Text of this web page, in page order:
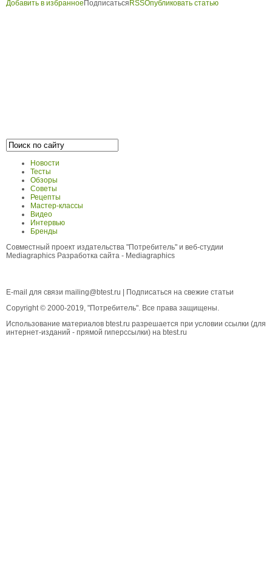
Добавить в избранное Подписаться RSSОпубликовать статью
Новости
Тесты
Обзоры
Советы
Рецепты
Мастер-классы
Видео
Интервью
Бренды
Совместный проект издательства "Потребитель" и веб-студии
Mediagraphics Разработка сайта - Mediagraphics
E-mail для связи mailing@btest.ru | Подписаться на свежие статьи
Copyright © 2000-2019, "Потребитель". Все права защищены.
Использование материалов btest.ru разрешается при условии ссылки (для
интернет-изданий - прямой гиперссылки) на btest.ru